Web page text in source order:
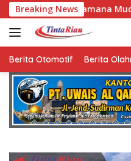
Langsung
ke
konten
Breaking News
TNI (Purn.) Dr. Nazali
Berita Otomotif Berita